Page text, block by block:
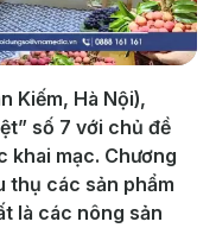
Kiếm, Hà Nội),
số 7 với chủ đề
khai mạc. Chương
thụ các sản phẩm
là các nông sản